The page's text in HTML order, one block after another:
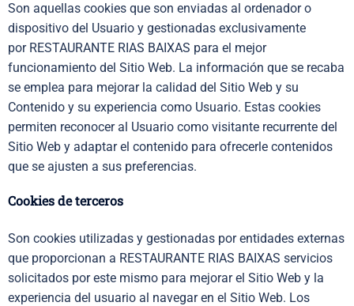
Son aquellas cookies que son enviadas al ordenador o
dispositivo del Usuario y gestionadas exclusivamente
por RESTAURANTE RIAS BAIXAS para el mejor
funcionamiento del Sitio Web. La información que se recaba
se emplea para mejorar la calidad del Sitio Web y su
Contenido y su experiencia como Usuario. Estas cookies
permiten reconocer al Usuario como visitante recurrente del
Sitio Web y adaptar el contenido para ofrecerle contenidos
que se ajusten a sus preferencias.
Cookies de terceros
Son cookies utilizadas y gestionadas por entidades externas
que proporcionan a RESTAURANTE RIAS BAIXAS servicios
solicitados por este mismo para mejorar el Sitio Web y la
experiencia del usuario al navegar en el Sitio Web. Los